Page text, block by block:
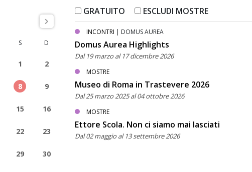
S D
1 2
8 9
15 16
22 23
29 30
GRATUITO ESCLUDI MOSTRE
INCONTRI | DOMUS AUREA
Domus Aurea Highlights
Dal 19 marzo al 17 dicembre 2026
MOSTRE
Museo di Roma in Trastevere 2026
Dal 25 marzo 2025 al 04 ottobre 2026
MOSTRE
Ettore Scola. Non ci siamo mai lasciati
Dal 02 maggio al 13 settembre 2026